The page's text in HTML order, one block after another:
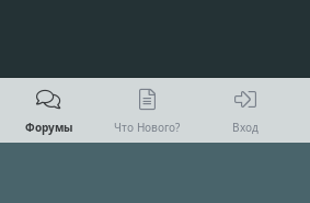
Форумы Что Нового? Вход